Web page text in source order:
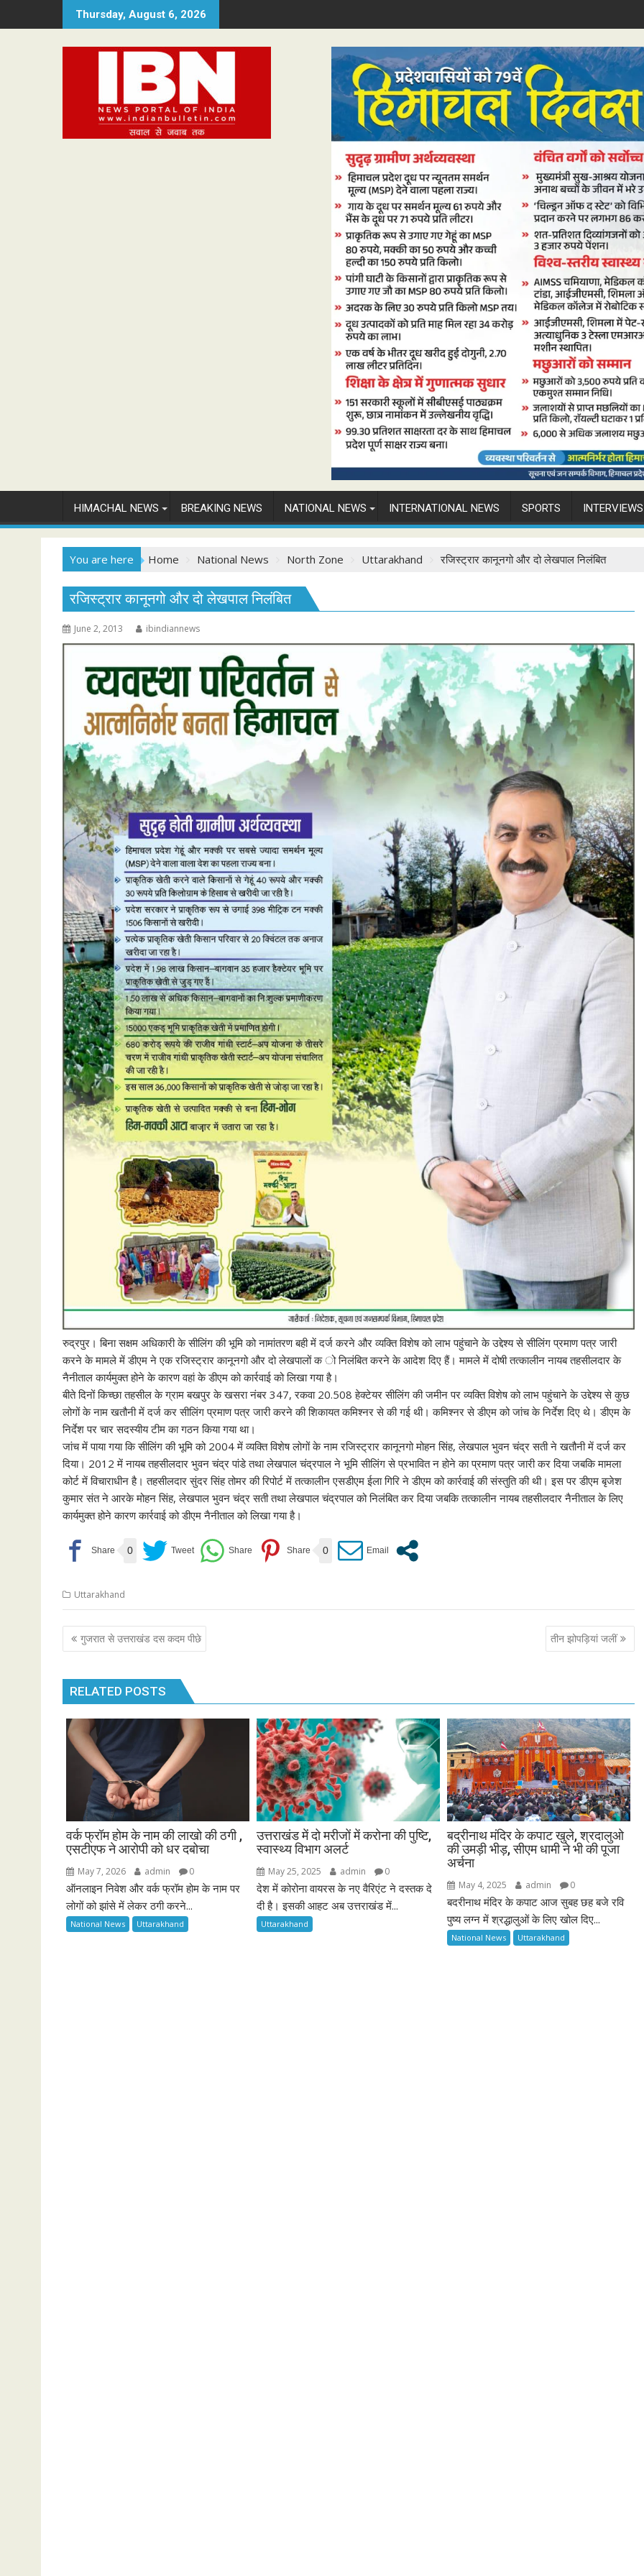
to
Thursday, August 6, 2026
HIMACHAL NEWS BREAKING NEWS NATIONAL NEWS INTERNATIONAL NEWS SPORTS INTERVIEWS
You are here Home National News North Zone Uttarakhand रजिस्ट्रार कानूनगो और दो लेखपाल निलंबित
रजिस्ट्रार कानूनगो और दो लेखपाल निलंबित
June 2, 2013 ibindiannews
रुद्रपुर। बिना सक्षम अधिकारी के सीलिंग की भूमि को नामांतरण बही में दर्ज करने और व्यक्ति विशेष को लाभ पहुंचाने के उद्देश्य से सीलिंग प्रमाण पत्र जारी
करने के मामले में डीएम ने एक रजिस्ट्रार कानूनगो और दो लेखपालों क ो निलंबित करने के आदेश दिए हैं। मामले में दोषी तत्कालीन नायब तहसीलदार के
नैनीताल कार्यमुक्त होने के कारण वहां के डीएम को कार्रवाई को लिखा गया है।
बीते दिनों किच्छा तहसील के ग्राम बखपुर के खसरा नंबर 347, रकवा 20.508 हेक्टेयर सीलिंग की जमीन पर व्यक्ति विशेष को लाभ पहुंचाने के उद्देश्य से कुछ
लोगों के नाम खतौनी में दर्ज कर सीलिंग प्रमाण पत्र जारी करने की शिकायत कमिश्नर से की गई थी। कमिश्नर से डीएम को जांच के निर्देश दिए थे। डीएम के
निर्देश पर चार सदस्यीय टीम का गठन किया गया था।
जांच में पाया गया कि सीलिंग की भूमि को 2004 में व्यक्ति विशेष लोगों के नाम रजिस्ट्रार कानूनगो मोहन सिंह, लेखपाल भुवन चंद्र सती ने खतौनी में दर्ज कर
दिया। 2012 में नायब तहसीलदार भुवन चंद्र पांडे तथा लेखपाल चंद्रपाल ने भूमि सीलिंग से प्रभावित न होने का प्रमाण पत्र जारी कर दिया जबकि मामला
कोर्ट में विचाराधीन है। तहसीलदार सुंदर सिंह तोमर की रिपोर्ट में तत्कालीन एसडीएम ईला गिरि ने डीएम को कार्रवाई की संस्तुति की थी। इस पर डीएम बृजेश
कुमार संत ने आरके मोहन सिंह, लेखपाल भुवन चंद्र सती तथा लेखपाल चंद्रपाल को निलंबित कर दिया जबकि तत्कालीन नायब तहसीलदार नैनीताल के लिए
कार्यमुक्त होने कारण कार्रवाई को डीएम नैनीताल को लिखा गया है।
0 0
Uttarakhand
Post
navigation
गुजरात से उत्तराखंड दस कदम पीछे तीन झोपड़ियां जलीं
RELATED POSTS
वर्क फ्रॉम होम के नाम की लाखो की ठगी ,
एसटीएफ ने आरोपी को धर दबोचा
May 7, 2026 admin 0
ऑनलाइन निवेश और वर्क फ्रॉम होम के नाम पर
लोगों को झांसे में लेकर ठगी करने...
National News Uttarakhand
उत्तराखंड में दो मरीजों में करोना की पुष्टि,
स्वास्थ्य विभाग अलर्ट
May 25, 2025 admin 0
देश में कोरोना वायरस के नए वैरिएंट ने दस्तक दे
दी है। इसकी आहट अब उत्तराखंड में...
Uttarakhand
बद्रीनाथ मंदिर के कपाट खुले, श्रदालुओ
की उमड़ी भीड़, सीएम धामी ने भी की पूजा
अर्चना
May 4, 2025 admin 0
बदरीनाथ मंदिर के कपाट आज सुबह छह बजे रवि
पुष्य लग्न में श्रद्धालुओं के लिए खोल दिए...
National News Uttarakhand